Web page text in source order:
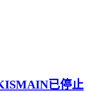
已停止